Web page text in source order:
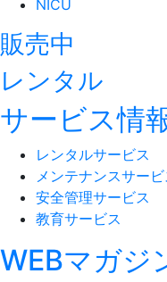
NICU
販売中
レンタル
サービス情
レンタルサービス
メンテナンスサービ
安全管理サービス
教育サービス
WEBマガジ